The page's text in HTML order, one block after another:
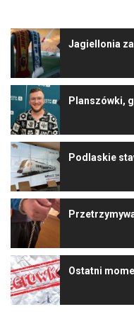
Jagiellonia
Planszówki,
Podlaskie
Ostatni